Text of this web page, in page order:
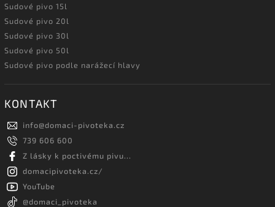
Sudové pivo 15l
Sudové pivo 20l
Sudové pivo 30l
Sudové pivo 50l
Sudové pivo podle narážecí hlavy
KONTAKT
info@domaci-pivoteka.cz
739 606 600
Z lásky k poctivému pivu...
domacipivoteka.cz/
YouTube
@domaci_pivoteka